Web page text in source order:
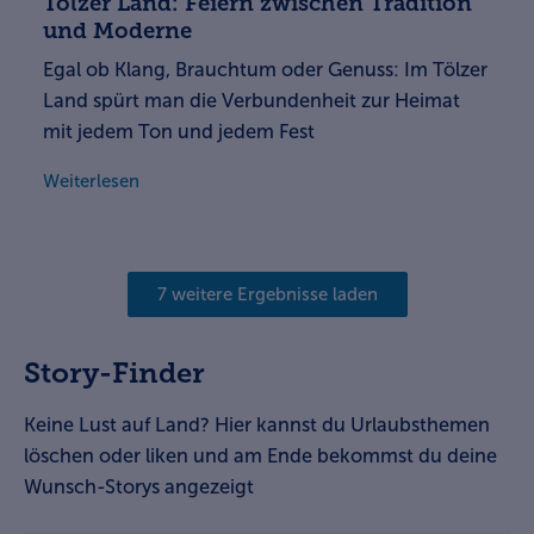
und Moderne
Egal ob Klang, Brauchtum oder Genuss: Im Tölzer
Land spürt man die Verbundenheit zur Heimat
mit jedem Ton und jedem Fest
Weiterlesen
7 weitere Ergebnisse laden
Story-Finder
Keine Lust auf Land? Hier kannst du Urlaubsthemen
löschen oder liken und am Ende bekommst du deine
Wunsch-Storys angezeigt